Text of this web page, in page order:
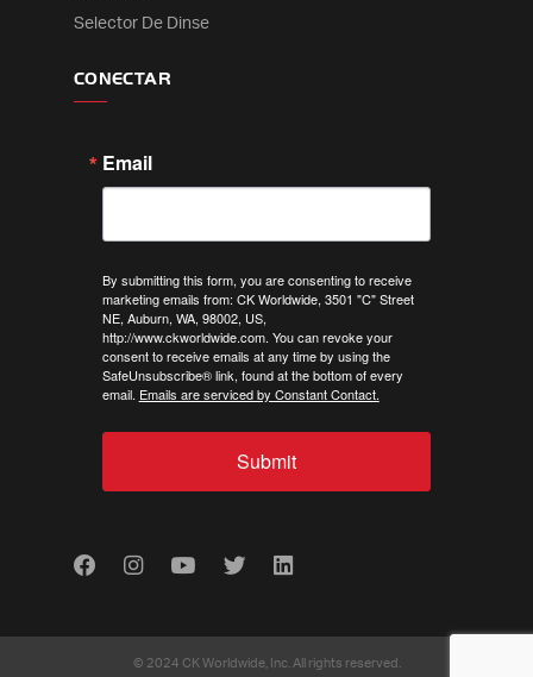
Selector De Dinse
CONECTAR
Email
By submitting this form, you are consenting to receive
marketing emails from: CK Worldwide, 3501 "C" Street
NE, Auburn, WA, 98002, US,
http://www.ckworldwide.com. You can revoke your
consent to receive emails at any time by using the
SafeUnsubscribe® link, found at the bottom of every
email. Emails are serviced by Constant Contact.
Submit
FacebookInstagram
YoutubeTwitterLinkedIn
© 2024 CK Worldwide, Inc. All rights reserved.